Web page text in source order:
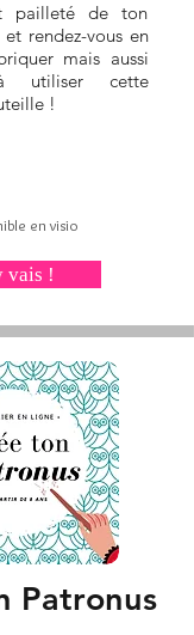
pailleté de ton
rendez-vous en
mais aussi
utiliser cette
!
en visio
vais !
Patronus